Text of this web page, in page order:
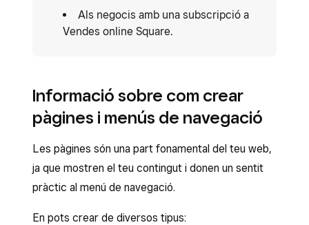
Als negocis amb una subscripció a
Vendes online Square.
Informació sobre com crear
pàgines i menús de navegació
Les pàgines són una part fonamental del teu web,
ja que mostren el teu contingut i donen un sentit
pràctic al menú de navegació.
En pots crear de diversos tipus: